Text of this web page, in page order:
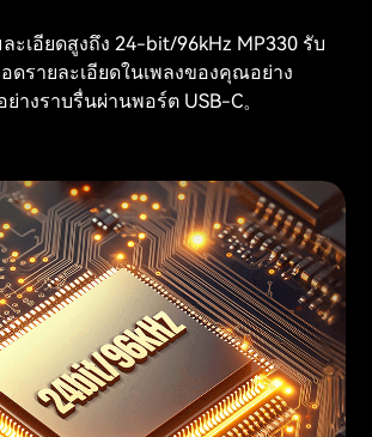
ะเอียดสูงถึง 24-bit/96kHz MP330 รับ
ดรายละเอียดในเพลงของคุณอย่าง
างราบรื่นผ่านพอร์ต USB-C。